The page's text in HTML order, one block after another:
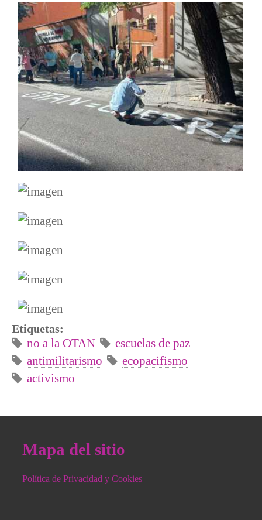
Etiquetas:
no a la OTAN
escuelas de paz
antimilitarismo
ecopacifismo
activismo
Mapa del sitio
Política de Privacidad y Cookies